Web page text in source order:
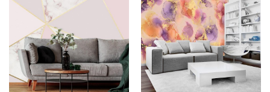
wariantów.
wybrać
na
stronie
produktu
wariantów.
Opcje
można
wybrać
na
produktu